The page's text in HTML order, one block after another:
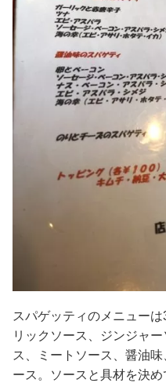
スパゲッティのメニュー
リックソース、ジンジャ
ス、ミートソース、醤油
ース。ソースと具材を決め